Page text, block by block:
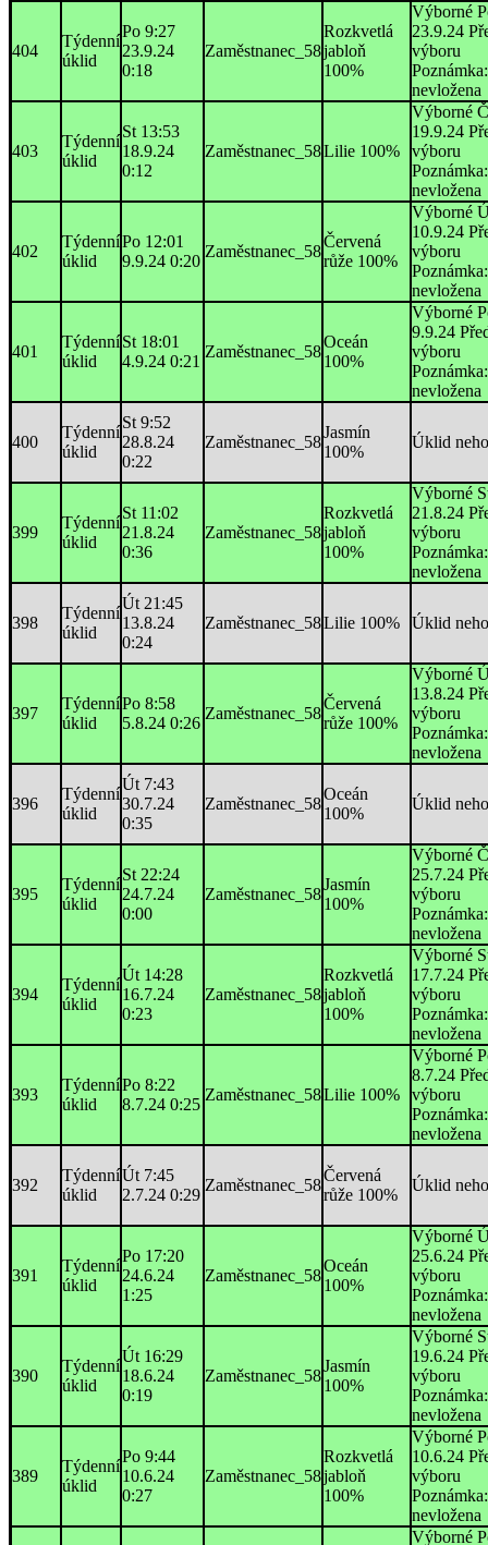
404
Týdenní
úklid
Po 9:27
23.9.24
0:18
Zaměstnanec_58
Rozkvetlá
jabloň
100%
Výborné
23.9.24
výboru
Poznámka:
nevložena
403
Týdenní
úklid
St 13:53
18.9.24
0:12
Zaměstnanec_58Lilie 100%
Výborné
19.9.24
výboru
Poznámka:
nevložena
402
Týdenní
úklid
Po 12:01
9.9.24 0:20
Zaměstnanec_58
Červená
růže 100%
Výborné
10.9.24
výboru
Poznámka:
nevložena
401
Týdenní
úklid
St 18:01
4.9.24 0:21
Zaměstnanec_58
Oceán
100%
Výborné
9.9.24
výboru
Poznámka:
nevložena
400
Týdenní
úklid
St 9:52
28.8.24
0:22
Zaměstnanec_58
Jasmín
100%
Úklid
399
Týdenní
úklid
St 11:02
21.8.24
0:36
Zaměstnanec_58
Rozkvetlá
jabloň
100%
Výborné
21.8.24
výboru
Poznámka:
nevložena
398
Týdenní
úklid
Út 21:45
13.8.24
0:24
Zaměstnanec_58Lilie 100% Úklid
397
Týdenní
úklid
Po 8:58
5.8.24 0:26
Zaměstnanec_58
Červená
růže 100%
Výborné
13.8.24
výboru
Poznámka:
nevložena
396
Týdenní
úklid
Út 7:43
30.7.24
0:35
Zaměstnanec_58
Oceán
100%
Úklid
395
Týdenní
úklid
St 22:24
24.7.24
0:00
Zaměstnanec_58
Jasmín
100%
Výborné
25.7.24
výboru
Poznámka:
nevložena
394
Týdenní
úklid
Út 14:28
16.7.24
0:23
Zaměstnanec_58
Rozkvetlá
jabloň
100%
Výborné
17.7.24
výboru
Poznámka:
nevložena
393
Týdenní
úklid
Po 8:22
8.7.24 0:25
Zaměstnanec_58Lilie 100%
Výborné
8.7.24
výboru
Poznámka:
nevložena
392
Týdenní
úklid
Út 7:45
2.7.24 0:29
Zaměstnanec_58
Červená
růže 100%
Úklid
391
Týdenní
úklid
Po 17:20
24.6.24
1:25
Zaměstnanec_58
Oceán
100%
Výborné
25.6.24
výboru
Poznámka:
nevložena
390
Týdenní
úklid
Út 16:29
18.6.24
0:19
Zaměstnanec_58
Jasmín
100%
Výborné
19.6.24
výboru
Poznámka:
nevložena
389
Týdenní
úklid
Po 9:44
10.6.24
0:27
Zaměstnanec_58
Rozkvetlá
jabloň
100%
Výborné
10.6.24
výboru
Poznámka:
nevložena
Výborné